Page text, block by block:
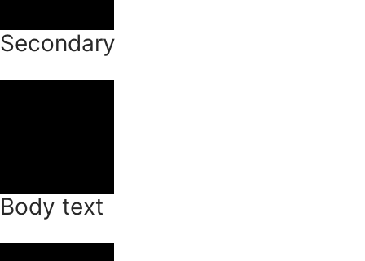
Secondary
Body text